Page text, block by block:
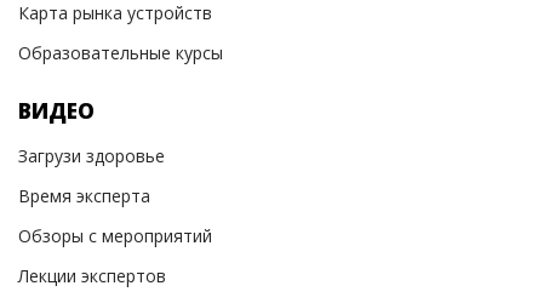
Карта рынка устройств
Образовательные курсы
ВИДЕО
Загрузи здоровье
Время эксперта
Обзоры с мероприятий
Лекции экспертов